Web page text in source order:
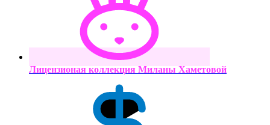
Лицензионая коллекция Миланы Хаметовой